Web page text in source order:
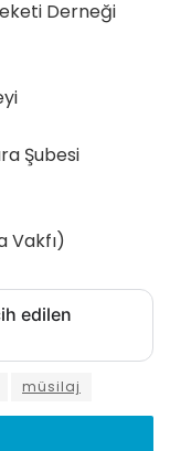
Derneği
Şubesi
Vakfı)
edilen
müsilaj